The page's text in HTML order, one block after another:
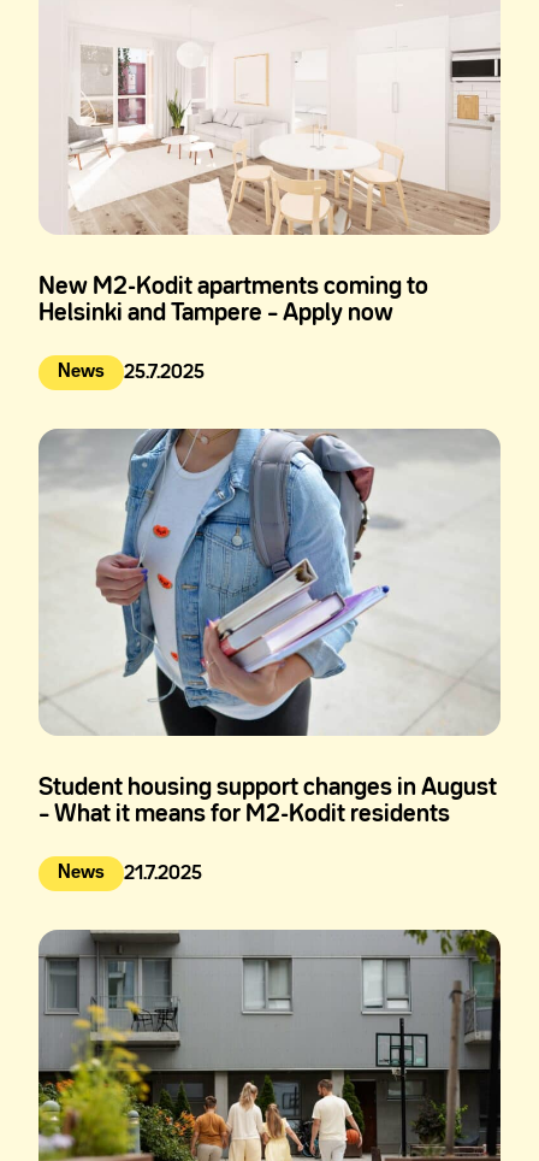
New M2-Kodit apartments coming to
Helsinki and Tampere – Apply now
News
Julkaistu: 25.7.2025
Student housing support changes in August
– What it means for M2-Kodit residents
News
Julkaistu: 21.7.2025